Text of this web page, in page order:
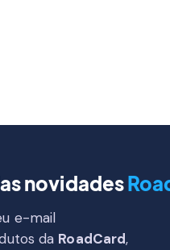
novidades
e-mail
da RoadCard,